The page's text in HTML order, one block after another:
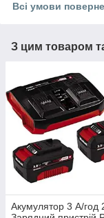
Всі умови
З цим товаром
Акумулятор 3 А/год